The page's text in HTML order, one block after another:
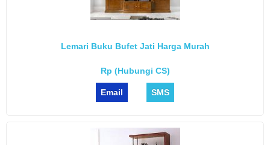
Lemari Buku Bufet Jati Harga Murah
Rp (Hubungi CS)
Email SMS